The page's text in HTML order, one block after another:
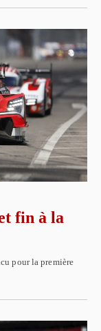
fin à la
pour la première